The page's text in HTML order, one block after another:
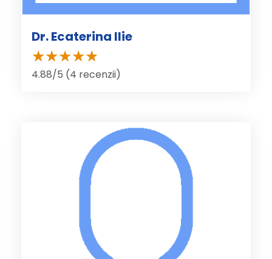
Dr. Ecaterina Ilie
4.88/5 (4 recenzii)